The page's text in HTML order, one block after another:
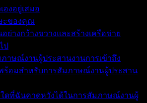
องอยู่เสมอ
ะของคุณ
ย่างกว้างขวางและสร้างเครือข่าย
ป
าษณ์งานผู้ประสานงานการเข้าถึง
ร้อมสำหรับการสัมภาษณ์งานผู้ประสาน
ดที่ฉันคาดหวังได้ในการสัมภาษณ์งานผู้